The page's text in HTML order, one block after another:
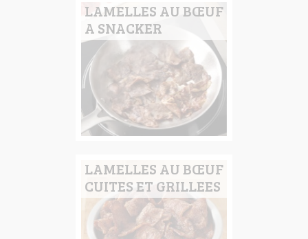
LAMELLES AU BŒUF
A SNACKER
LAMELLES AU BŒUF
CUITES ET GRILLEES